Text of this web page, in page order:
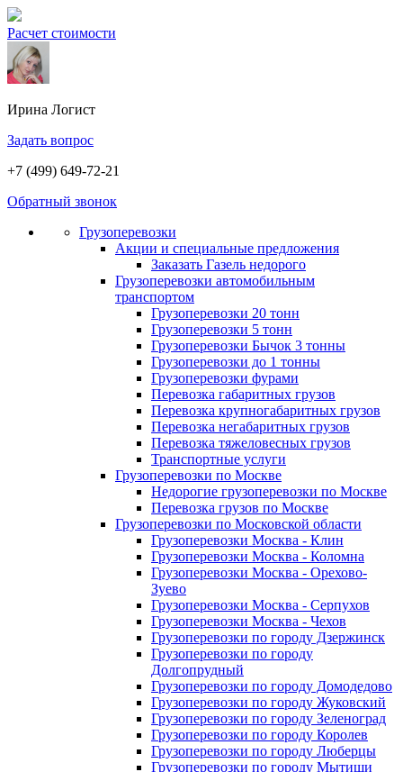
Расчет стоимости
Ирина Логист
Задать вопрос
+7 (499) 649-72-21
Обратный звонок
Грузоперевозки
Акции и специальные предложения
Заказать Газель недорого
Грузоперевозки автомобильным
транспортом
Грузоперевозки 20 тонн
Грузоперевозки 5 тонн
Грузоперевозки Бычок 3 тонны
Грузоперевозки до 1 тонны
Грузоперевозки фурами
Перевозка габаритных грузов
Перевозка крупногабаритных грузов
Перевозка негабаритных грузов
Перевозка тяжеловесных грузов
Транспортные услуги
Грузоперевозки по Москве
Недорогие грузоперевозки по Москве
Перевозка грузов по Москве
Грузоперевозки по Московской области
Грузоперевозки Москва - Клин
Грузоперевозки Москва - Коломна
Грузоперевозки Москва - Орехово-
Зуево
Грузоперевозки Москва - Серпухов
Грузоперевозки Москва - Чехов
Грузоперевозки по городу Дзержинск
Грузоперевозки по городу
Долгопрудный
Грузоперевозки по городу Домодедово
Грузоперевозки по городу Жуковский
Грузоперевозки по городу Зеленоград
Грузоперевозки по городу Королев
Грузоперевозки по городу Люберцы
Грузоперевозки по городу Мытищи